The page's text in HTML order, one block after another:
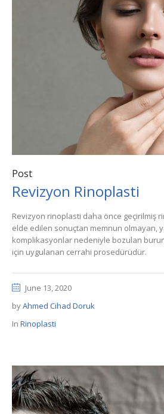
Post
Revizyon Rinoplasti
Revizyon rinoplasti daha önce geçirilmiş
elde edilen sonuçtan memnun olmayan,
komplikasyonlar nedeniyle bozulan
için uygulanan cerrahi prosedürüdür.
June 13, 2020
byAhmed Cihad Doruk
In Rinoplasti